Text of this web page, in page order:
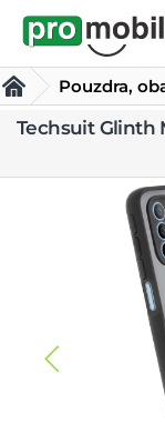
Pouzdra,
Obaly a kryty pro
Ostatní obaly a
Techsuit Glinth